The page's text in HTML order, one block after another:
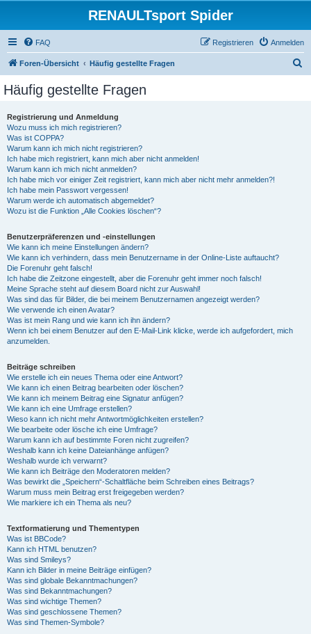
RENAULTsport Spider
FAQ Anmelden
Registrieren
Foren-Übersicht Häufig gestellte Fragen
Häufig gestellte Fragen
Registrierung und Anmeldung
Wozu muss ich mich registrieren?
Was ist COPPA?
Warum kann ich mich nicht registrieren?
Ich habe mich registriert, kann mich aber nicht anmelden!
Warum kann ich mich nicht anmelden?
Ich habe mich vor einiger Zeit registriert, kann mich aber nicht mehr anmelden?!
Ich habe mein Passwort vergessen!
Warum werde ich automatisch abgemeldet?
Wozu ist die Funktion „Alle Cookies löschen“?
Benutzerpräferenzen und -einstellungen
Wie kann ich meine Einstellungen ändern?
Wie kann ich verhindern, dass mein Benutzername in der Online-Liste auftaucht?
Die Forenuhr geht falsch!
Ich habe die Zeitzone eingestellt, aber die Forenuhr geht immer noch falsch!
Meine Sprache steht auf diesem Board nicht zur Auswahl!
Was sind das für Bilder, die bei meinem Benutzernamen angezeigt werden?
Wie verwende ich einen Avatar?
Was ist mein Rang und wie kann ich ihn ändern?
Wenn ich bei einem Benutzer auf den E-Mail-Link klicke, werde ich aufgefordert, mich
anzumelden.
Beiträge schreiben
Wie erstelle ich ein neues Thema oder eine Antwort?
Wie kann ich einen Beitrag bearbeiten oder löschen?
Wie kann ich meinem Beitrag eine Signatur anfügen?
Wie kann ich eine Umfrage erstellen?
Wieso kann ich nicht mehr Antwortmöglichkeiten erstellen?
Wie bearbeite oder lösche ich eine Umfrage?
Warum kann ich auf bestimmte Foren nicht zugreifen?
Weshalb kann ich keine Dateianhänge anfügen?
Weshalb wurde ich verwarnt?
Wie kann ich Beiträge den Moderatoren melden?
Was bewirkt die „Speichern“-Schaltfläche beim Schreiben eines Beitrags?
Warum muss mein Beitrag erst freigegeben werden?
Wie markiere ich ein Thema als neu?
Textformatierung und Thementypen
Was ist BBCode?
Kann ich HTML benutzen?
Was sind Smileys?
Kann ich Bilder in meine Beiträge einfügen?
Was sind globale Bekanntmachungen?
Was sind Bekanntmachungen?
Was sind wichtige Themen?
Was sind geschlossene Themen?
Was sind Themen-Symbole?